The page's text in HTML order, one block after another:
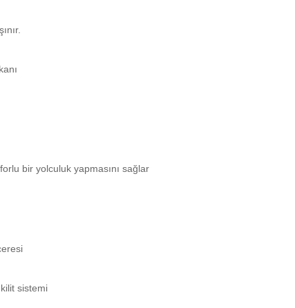
bir yolculuk yapmasını sağlar
sistemi